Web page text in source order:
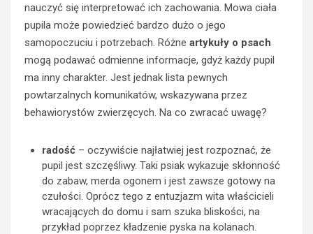
nauczyć się interpretować ich zachowania. Mowa ciała
pupila może powiedzieć bardzo dużo o jego
samopoczuciu i potrzebach. Różne artykuły o psach
mogą podawać odmienne informacje, gdyż każdy pupil
ma inny charakter. Jest jednak lista pewnych
powtarzalnych komunikatów, wskazywana przez
behawiorystów zwierzęcych. Na co zwracać uwagę?
radość – oczywiście najłatwiej jest rozpoznać, że
pupil jest szczęśliwy. Taki psiak wykazuje skłonność
do zabaw, merda ogonem i jest zawsze gotowy na
czułości. Oprócz tego z entuzjazm wita właścicieli
wracających do domu i sam szuka bliskości, na
przykład poprzez kładzenie pyska na kolanach.